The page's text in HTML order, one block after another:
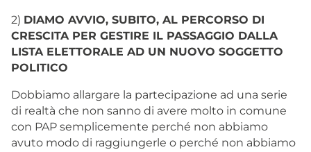
2) DIAMO AVVIO, SUBITO, AL PERCORSO DI
CRESCITA PER GESTIRE IL PASSAGGIO DALLA
LISTA ELETTORALE AD UN NUOVO SOGGETTO
POLITICO
Dobbiamo allargare la partecipazione ad una serie
di realtà che non sanno di avere molto in comune
con PAP semplicemente perché non abbiamo
avuto modo di raggiungerle o perché non abbiamo